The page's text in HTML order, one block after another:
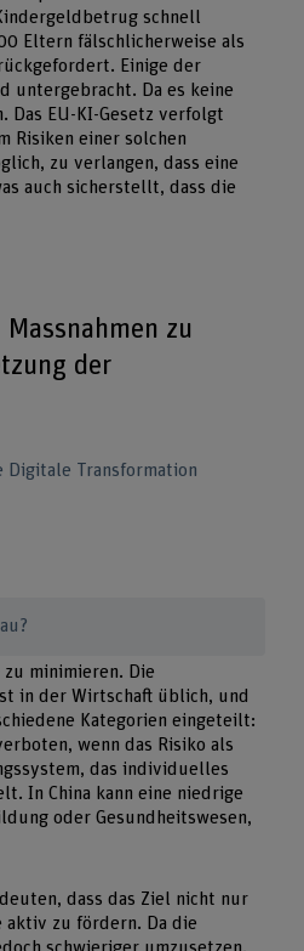
schnell
Eltern fälschlicherweise als
Einige der
untergebracht. Da es keine
Das EU-KI-Gesetz verfolgt
Risiken einer solchen
zu verlangen, dass eine
auch sicherstellt, dass die
zu
der
Digitale Transformation
zu minimieren. Die
in der Wirtschaft üblich, und
Kategorien eingeteilt:
wenn das Risiko als
das individuelles
In China kann eine niedrige
oder Gesundheitswesen,
dass das Ziel nicht nur
aktiv zu fördern. Da die